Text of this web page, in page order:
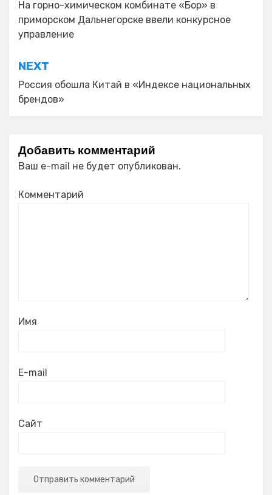
по
записям
На горно-химическом комбинате «Бор» в
приморском Дальнегорске ввели конкурсное
управление
NEXT
Россия обошла Китай в «Индексе национальных
брендов»
Добавить комментарий
Ваш e-mail не будет опубликован.
Комментарий
Имя
E-mail
Сайт